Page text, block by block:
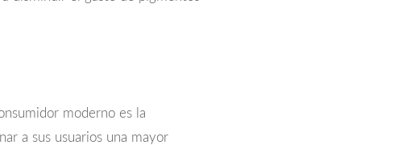
moderno es la
a sus usuarios una mayor